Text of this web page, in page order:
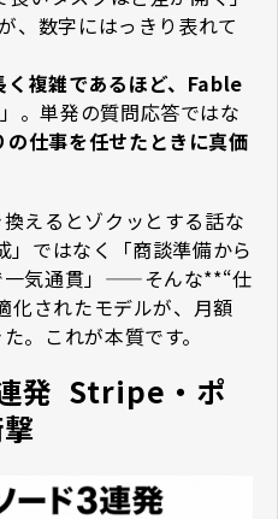
、数字にはっきり表れて
く複雑であるほど、Fable
」。単発の質問応答ではな
仕事を任せたときに真価
えるとゾクッとする話な
」ではなく「商談準備から
一気通貫」——そんな**“仕
化されたモデルが、月額
。これが本質です。
発 ―― Stripe・ポ